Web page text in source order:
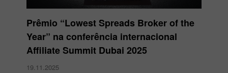
Prêmio “Lowest Spreads Broker of the
Year” na conferência internacional
Affiliate Summit Dubai 2025
19.11.2025